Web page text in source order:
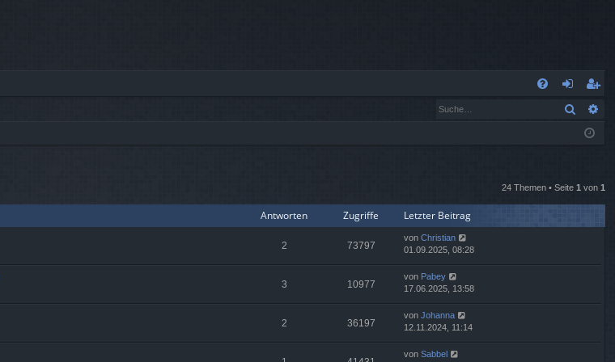
n
de
eg
ist
re
Suche
24 Themen • Seite 1 von 1
Antworten Zugriffe Letzter Beitrag
2 73797
von Christian
01.09.2025, 08:28
3 10977
von Pabey
17.06.2025, 13:58
2 36197
von Johanna
12.11.2024, 11:14
von Sabbel